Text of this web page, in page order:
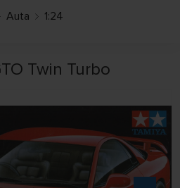
Auta 1:24
Twin Turbo